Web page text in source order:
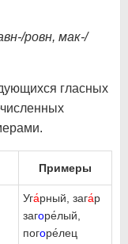
ровн, мак-/
гласных
Примеры
Уга́рный, зага́р
загоре́лый,
погоре́лец